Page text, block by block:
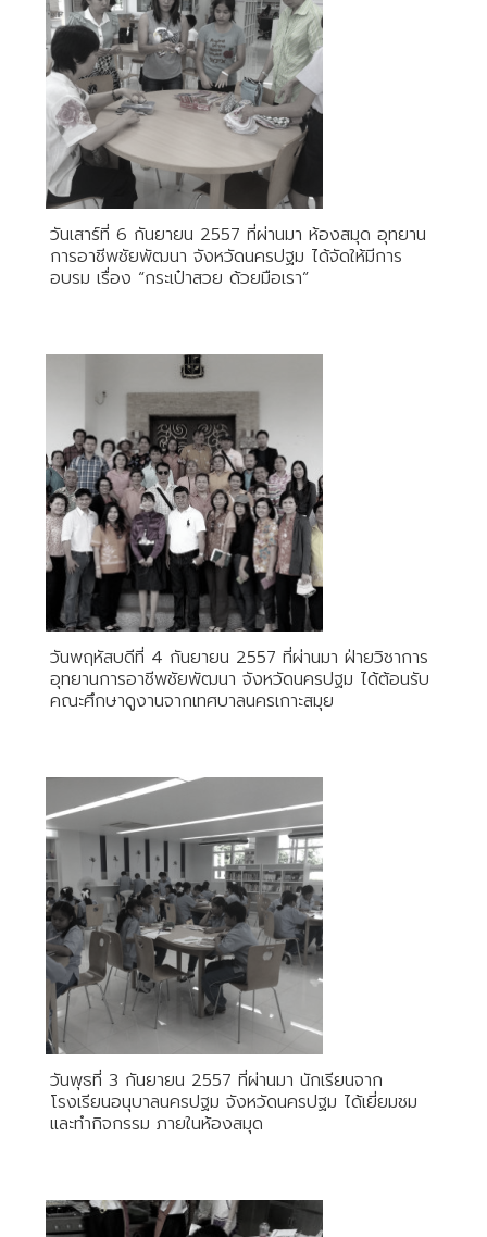
วันเสาร์ที่ 6 กันยายน 2557 ที่ผ่านมา ห้องสมุด อุทยาน
การอาชีพชัยพัฒนา จังหวัดนครปฐม ได้จัดให้มีการ
อบรม เรื่อง “กระเป๋าสวย ด้วยมือเรา”
วันพฤหัสบดีที่ 4 กันยายน 2557 ที่ผ่านมา ฝ่ายวิชาการ
อุทยานการอาชีพชัยพัฒนา จังหวัดนครปฐม ได้ต้อนรับ
คณะศึกษาดูงานจากเทศบาลนครเกาะสมุย
วันพุธที่ 3 กันยายน 2557 ที่ผ่านมา นักเรียนจาก
โรงเรียนอนุบาลนครปฐม จังหวัดนครปฐม ได้เยี่ยมชม
และทำกิจกรรม ภายในห้องสมุด